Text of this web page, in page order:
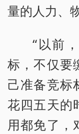
量的人力、
“以前
标，不仅要
己准备竞标
花四五天的
用都免了，